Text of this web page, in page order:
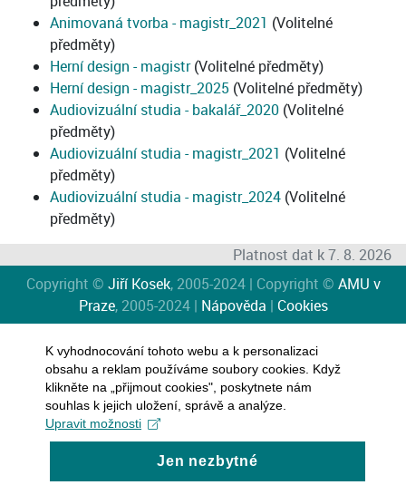
Animovaná tvorba - magistr_2021 (Volitelné
předměty)
Herní design - magistr(Volitelné předměty)
Herní design - magistr_2025 (Volitelné předměty)
Audiovizuální studia - bakalář_2020 (Volitelné
předměty)
Audiovizuální studia - magistr_2021 (Volitelné
předměty)
Audiovizuální studia - magistr_2024 (Volitelné
předměty)
Platnost dat k 7. 8. 2026
Copyright © Jiří Kosek, 2005-2024 | Copyright © AMU v
Praze, 2005-2024 | Nápověda | Cookies
K vyhodnocování tohoto webu a k personalizaci
obsahu a reklam používáme soubory cookies. Když
klikněte na „přijmout cookies", poskytnete nám
souhlas k jejich uložení, správě a analýze.
Upravit možnosti
Jen nezbytné